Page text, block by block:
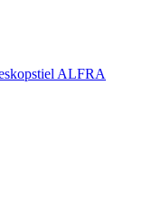
ALFRA